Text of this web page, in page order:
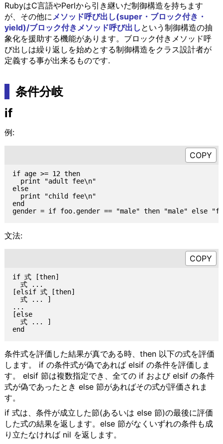
RubyはC言語やPerlから引き継いだ制御構造を持ちます
が、その他にメソッド呼び出し(super・ブロック付き・
yield)/ブロック付きメソッド呼び出し という制御構造の抽
象化を援助する機能があります。ブロック付きメソッド呼
び出しは繰り返しを始めとする制御構造をクラス設計者が
定義する事が出来るものです.
条件分岐
if
例:
if age >= 12 then
  print "adult fee\n"
else
  print "child fee\n"
end
文法:
if 式 [then]
  式 ...
[elsif 式 [then]
  式 ... ]
...
[else
  式 ... ]
条件式を評価した結果が真である時、then 以下の式を評価
します。 if の条件式が偽であれば elsif の条件を評価しま
す。 elsif 節は複数指定でき、全ての if および elsif の条件
式が偽であったとき else 節があればその式が評価されま
す。
if 式は、条件が成立した節(あるいは else 節)の最後に評価
した式の結果を返します。else 節がなくいずれの条件も成
り立たなければ nil を返します。